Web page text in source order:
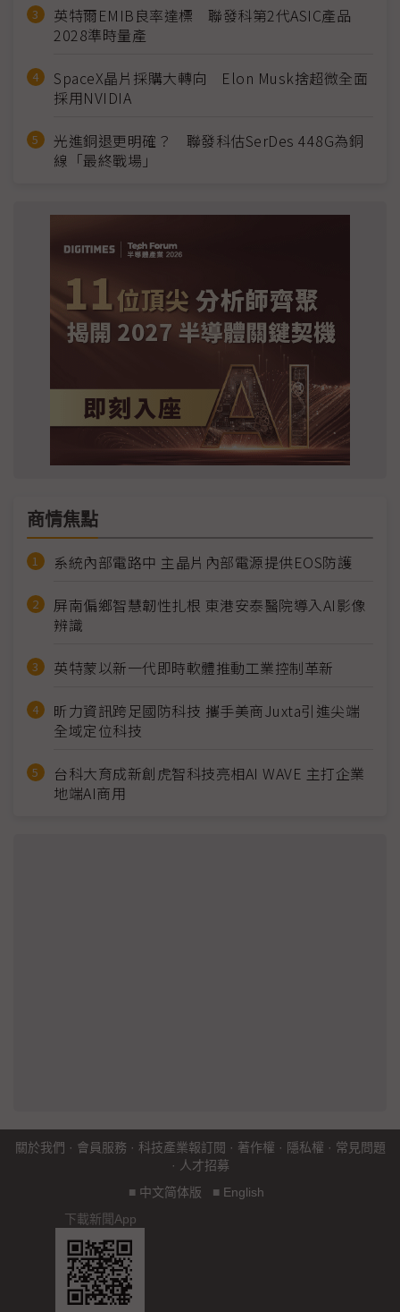
英特爾EMIB良率達標 聯發科第2代ASIC產品
2028準時量產
SpaceX晶片採購大轉向 Elon Musk捨超微全面
採用NVIDIA
光進銅退更明確？ 聯發科估SerDes 448G為銅
線「最終戰場」
商情焦點
系統內部電路中 主晶片內部電源提供EOS防護
屏南偏鄉智慧韌性扎根 東港安泰醫院導入AI影像
辨識
英特蒙以新一代即時軟體推動工業控制革新
昕力資訊跨足國防科技 攜手美商Juxta引進尖端
全域定位科技
台科大育成新創虎智科技亮相AI WAVE 主打企業
地端AI商用
關於我們 · 會員服務 · 科技產業報訂閱 · 著作權 · 隱私權 · 常見問題
· 人才招募
■ 中文简体版 ■ English
下載新聞App